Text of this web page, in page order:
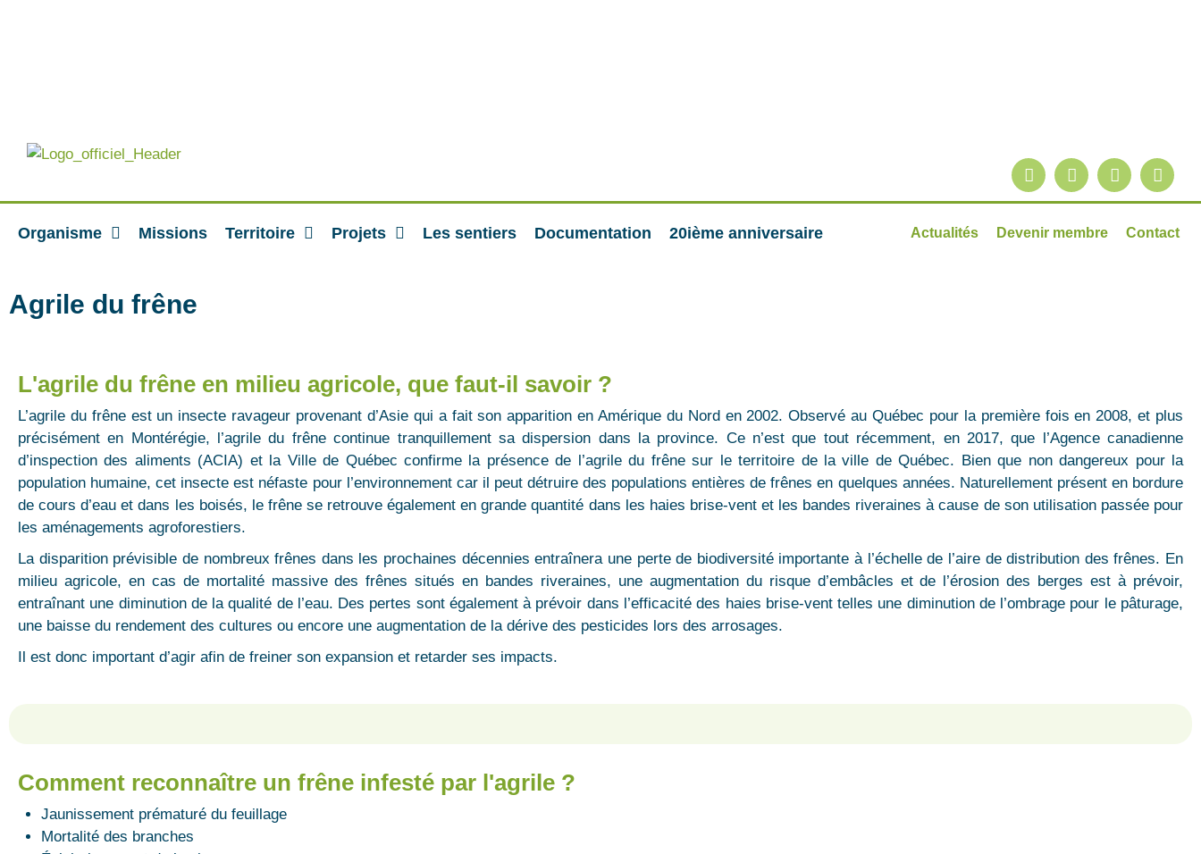
Organisme Missions Territoire Projets Les sentiers Documentation 20ième anniversaire Actualités Devenir membre Contact
Agrile du frêne
L'agrile du frêne en milieu agricole, que faut-il savoir ?
L’agrile du frêne est un insecte ravageur provenant d’Asie qui a fait son apparition en Amérique du Nord en 2002. Observé au Québec pour la première fois en 2008, et plus
précisément en Montérégie, l’agrile du frêne continue tranquillement sa dispersion dans la province. Ce n’est que tout récemment, en 2017, que l’Agence canadienne
d’inspection des aliments (ACIA) et la Ville de Québec confirme la présence de l’agrile du frêne sur le territoire de la ville de Québec. Bien que non dangereux pour la
population humaine, cet insecte est néfaste pour l’environnement car il peut détruire des populations entières de frênes en quelques années. Naturellement présent en bordure
de cours d’eau et dans les boisés, le frêne se retrouve également en grande quantité dans les haies brise-vent et les bandes riveraines à cause de son utilisation passée pour
les aménagements agroforestiers.
La disparition prévisible de nombreux frênes dans les prochaines décennies entraînera une perte de biodiversité importante à l’échelle de l’aire de distribution des frênes. En
milieu agricole, en cas de mortalité massive des frênes situés en bandes riveraines, une augmentation du risque d’embâcles et de l’érosion des berges est à prévoir,
entraînant une diminution de la qualité de l’eau. Des pertes sont également à prévoir dans l’efficacité des haies brise-vent telles une diminution de l’ombrage pour le pâturage,
une baisse du rendement des cultures ou encore une augmentation de la dérive des pesticides lors des arrosages.
Il est donc important d’agir afin de freiner son expansion et retarder ses impacts.
Comment reconnaître un frêne infesté par l'agrile ?
Jaunissement prématuré du feuillage
Mortalité des branches